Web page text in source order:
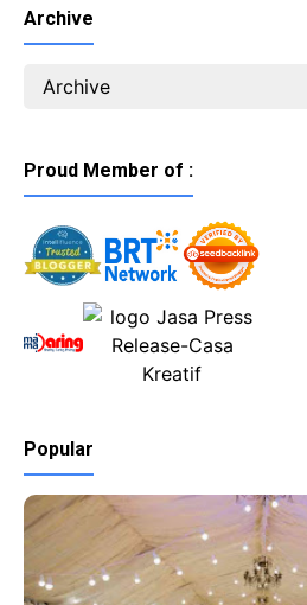
Archive
Proud Member of :
Popular